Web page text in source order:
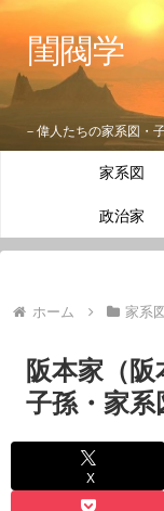
閨閥学
－偉人たちの家系図・
家系図
政治家
ホーム 家系図
阪本家（
子孫・家系
X